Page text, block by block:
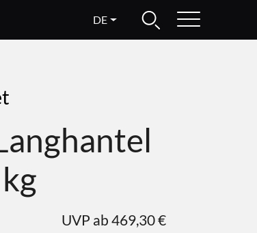
DE
UVP ab 469,30 €